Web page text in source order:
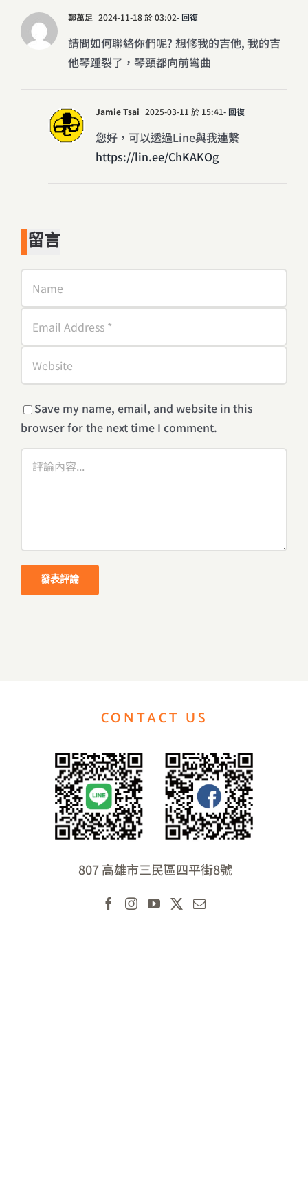
鄭萬足 2024-11-18 於 03:02- 回復
請問如何聯絡你們呢? 想修我的吉他, 我的吉
他琴踵裂了，琴頸都向前彎曲
Jamie Tsai 2025-03-11 於 15:41- 回復
您好，可以透過Line與我連繫
https://lin.ee/ChKAKOg
留言
Save my name, email, and website in this
browser for the next time I comment.
Comment
CONTACT US
807 高雄市三民區四平街8號